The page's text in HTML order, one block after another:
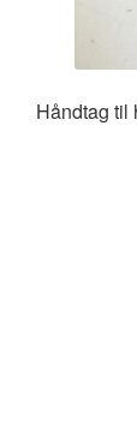
Håndtag til